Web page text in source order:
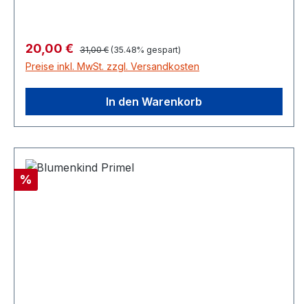
Verkaufspreis:
20,00 € Regulärer Preis:
31,00 € (35.48% gespart)
Preise inkl. MwSt. zzgl. Versandkosten
In den Warenkorb
Rabatt
%